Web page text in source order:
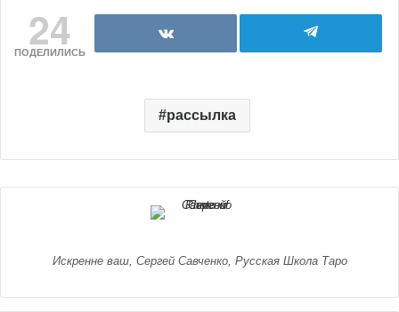
24
ПОДЕЛИЛИСЬ
рассылка
Искренне ваш, Сергей Савченко, Русская Школа Таро